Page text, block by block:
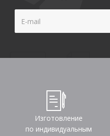
Изготовление
по индивидуальным